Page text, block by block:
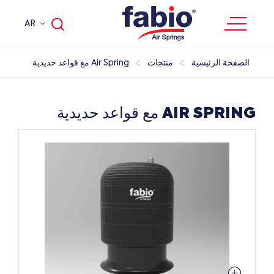
AR
الصفحة الرئيسية منتجات Air Spring مع قواعد حديدية
AIR SPRING مع قواعد حديدية